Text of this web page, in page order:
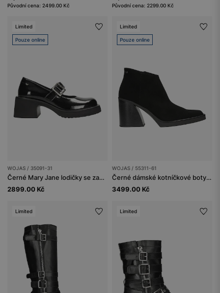
Původní cena: 2499.00 Kč
Původní cena: 2299.00 Kč
Limited
Pouze online
WOJAS / 35091-31
Černé Mary Jane lodičky se zapínáním na přezku
2899.00 Kč
Limited
Pouze online
WOJAS / 55311-61
Černé dámské kotníčkové boty Limited Edition s nízkým svrškem
3499.00 Kč
Limited Limited